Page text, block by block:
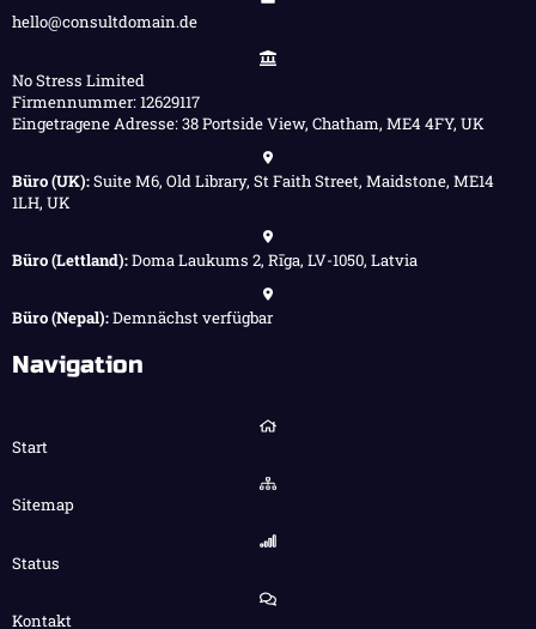
hello@consultdomain.de
No Stress Limited
Firmennummer: 12629117
Eingetragene Adresse: 38 Portside View, Chatham, ME4 4FY, UK
Büro (UK):Suite M6, Old Library, St Faith Street, Maidstone, ME14
1LH, UK
Büro (Lettland):Doma Laukums 2, Rīga, LV-1050, Latvia
Büro (Nepal):Demnächst verfügbar
Navigation
Start
Sitemap
Status
Kontakt